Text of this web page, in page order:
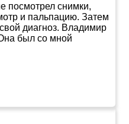
посмотрел снимки,
и пальпацию. Затем
диагноз. Владимир
был со мной